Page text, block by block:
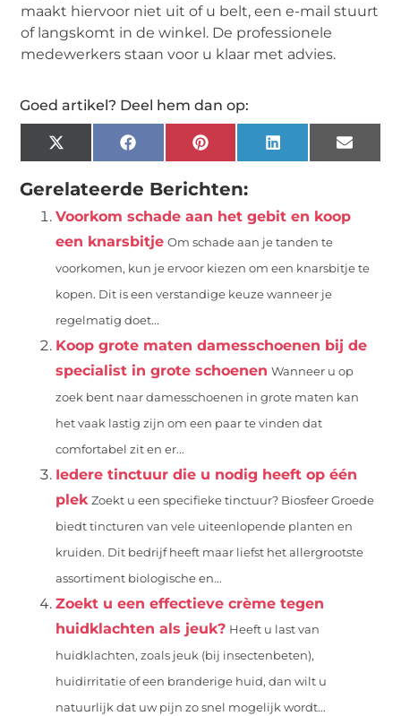
maakt hiervoor niet uit of u belt, een e-mail stuurt
of langskomt in de winkel. De professionele
medewerkers staan voor u klaar met advies.
Goed artikel? Deel hem dan op:
X
(Twitter)
FacebookPinterestLinkedIn Email
Gerelateerde Berichten:
Voorkom schade aan het gebit en koop
een knarsbitje Om schade aan je tanden te
voorkomen, kun je ervoor kiezen om een knarsbitje te
kopen. Dit is een verstandige keuze wanneer je
regelmatig doet...
Koop grote maten damesschoenen bij de
specialist in grote schoenen Wanneer u op
zoek bent naar damesschoenen in grote maten kan
het vaak lastig zijn om een paar te vinden dat
comfortabel zit en er...
Iedere tinctuur die u nodig heeft op één
plek Zoekt u een specifieke tinctuur? Biosfeer Groede
biedt tincturen van vele uiteenlopende planten en
kruiden. Dit bedrijf heeft maar liefst het allergrootste
assortiment biologische en...
Zoekt u een effectieve crème tegen
huidklachten als jeuk? Heeft u last van
huidklachten, zoals jeuk (bij insectenbeten),
huidirritatie of een branderige huid, dan wilt u
natuurlijk dat uw pijn zo snel mogelijk wordt...